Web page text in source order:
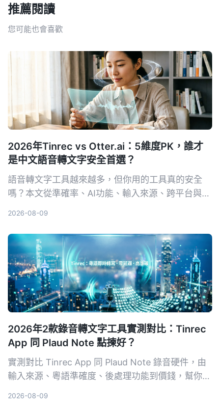
推薦閱讀
您可能也會喜歡
2026年Tinrec vs Otter.ai：5維度PK，誰才
是中文語音轉文字安全首選？
語音轉文字工具越來越多，但你用的工具真的安全
嗎？本文從準確率、AI功能、輸入來源、跨平台與數
選出最適合且可靠的工具。
2026-08-09
2026年2款錄音轉文字工具實測對比：Tinrec
App 同 Plaud Note 點揀好？
實測對比 Tinrec App 同 Plaud Note 錄音硬件，由
輸入來源、粵語準確度、後處理功能到價錢，幫你揀
2026-08-09